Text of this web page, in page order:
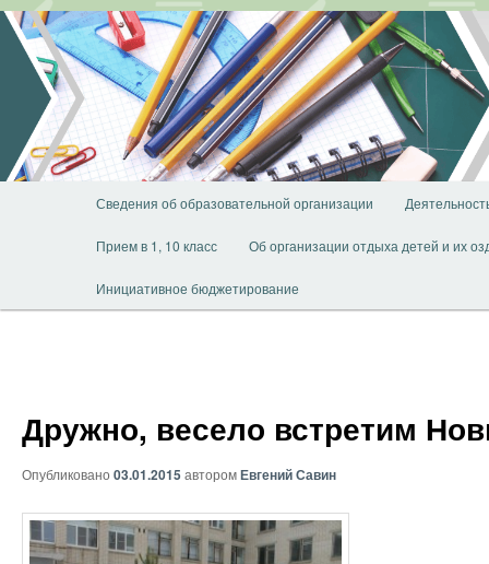
Перейти
основному
содержимому
Сведения об образовательной организации
Прием в 1, 10 класс Об организации отдыха детей и их
Инициативное бюджетирование
Дружно, весело встретим
Опубликовано 03.01.2015 авторомЕвгений Савин